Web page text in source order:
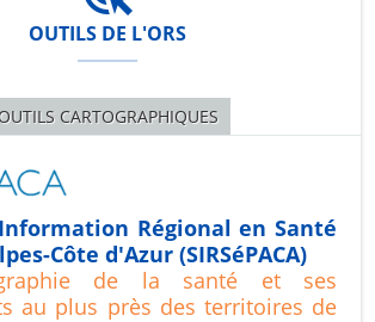
OUTILS DE L'ORS
OUTILS CARTOGRAPHIQUES
Régional en Santé
Côte d'Azur (SIRSéPACA)
de la santé et ses
au plus près des territoires de